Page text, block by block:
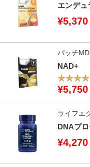
エンデュ
¥5,370
パッチMD
NAD+
¥5,750
ライフエ
DNAプ
¥4,270